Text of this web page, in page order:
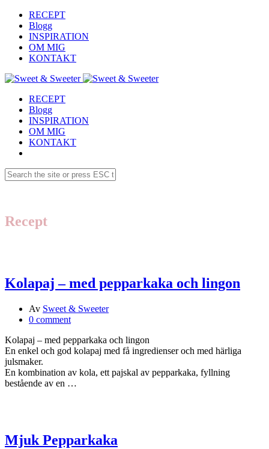
RECEPT
Blogg
INSPIRATION
OM MIG
KONTAKT
RECEPT
Blogg
INSPIRATION
OM MIG
KONTAKT
Recept
Kolapaj – med pepparkaka och lingon
Av Sweet & Sweeter
0 comment
Kolapaj – med pepparkaka och lingon
En enkel och god kolapaj med få ingredienser och med härliga
julsmaker.
En kombination av kola, ett pajskal av pepparkaka, fyllning
bestående av en …
Mjuk Pepparkaka